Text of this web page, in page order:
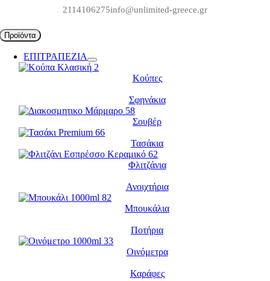
περιεχόμενο
2114106275info@unlimited-greece.gr
Προϊόντα
ΕΠΙΤΡΑΠΕΖΙΑ
Κούπες
Σφηνάκια
Σουβέρ
Τασάκια
Φλιτζάνια
Ανοιχτήρια
Μπουκάλια
Ποτήρια
Οινόμετρα
Καράφες